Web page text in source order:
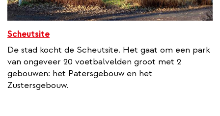
Scheutsite
De stad kocht de Scheutsite. Het gaat om een park
van ongeveer 20 voetbalvelden groot met 2
gebouwen: het Patersgebouw en het
Zustersgebouw.